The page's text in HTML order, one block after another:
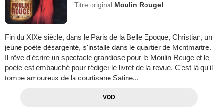
Titre original Moulin Rouge!
Fin du XIXe siècle, dans le Paris de la Belle Epoque, Christian, un
jeune poète désargenté, s'installe dans le quartier de Montmartre.
Il rêve d'écrire un spectacle grandiose pour le Moulin Rouge et le
poète est embauché pour rédiger le livret de la revue. C'est là qu'il
tombe amoureux de la courtisane Satine...
VOD